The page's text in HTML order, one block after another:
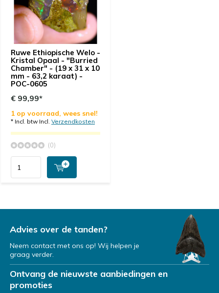
Ruwe Ethiopische Welo -
Kristal Opaal - "Burried
Chamber" - (19 x 31 x 10
mm - 63,2 karaat) -
POC-0605
€ 99,99*
1 op voorraad, wees snel!
* Incl. btw Incl. Verzendkosten
(0)
Advies over de tanden?
Neem contact met ons op! Wij helpen je
graag verder.
Ontvang de nieuwste aanbiedingen en
promoties